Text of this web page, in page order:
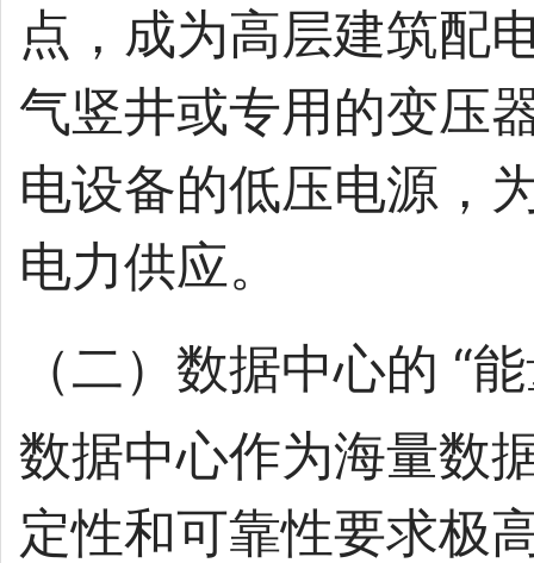
点，成为高层建筑配
气竖井或专用的变压
电设备的低压电源，
电力供应。
（二）数据中心的 “
数据中心作为海量数
定性和可靠性要求极